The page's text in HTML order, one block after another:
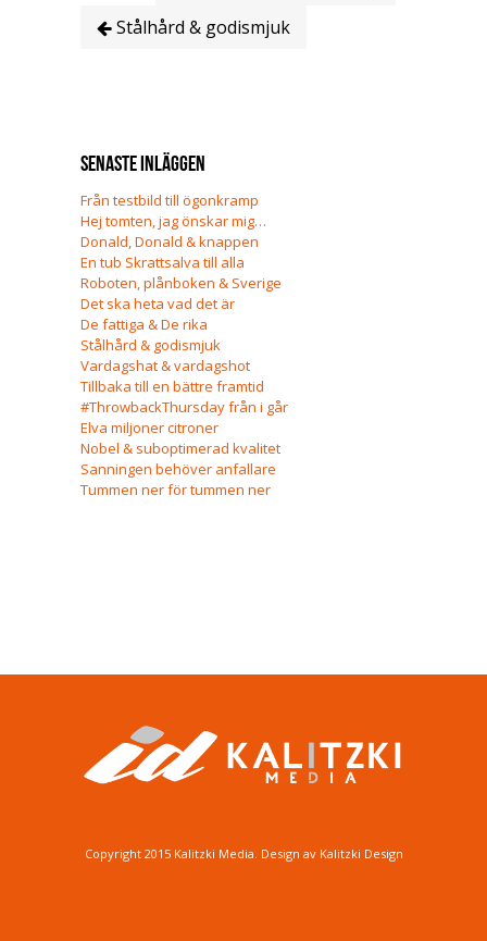
Stålhård & godismjuk
Senaste inläggen
Från testbild till ögonkramp
Hej tomten, jag önskar mig…
Donald, Donald & knappen
En tub Skrattsalva till alla
Roboten, plånboken & Sverige
Det ska heta vad det är
De fattiga & De rika
Stålhård & godismjuk
Vardagshat & vardagshot
Tillbaka till en bättre framtid
#ThrowbackThursday från i går
Elva miljoner citroner
Nobel & suboptimerad kvalitet
Sanningen behöver anfallare
Tummen ner för tummen ner
Copyright 2015 Kalitzki Media. Design av Kalitzki Design